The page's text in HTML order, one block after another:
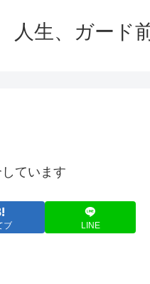
人生、ガード
ています
ブ LINE